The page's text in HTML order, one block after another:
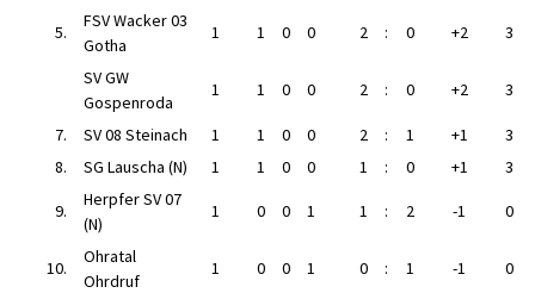
5.
FSV Wacker 03
Gotha
1 1 0 0 2 : 0 +2 3
SV GW
Gospenroda
1 1 0 0 2 : 0 +2 3
7. SV 08 Steinach 1 1 0 0 2 : 1 +1
3
8.
SG Lauscha (N) 1 1 0 0 1 : 0 +1 3
9.
Herpfer SV 07
(N)
1 0 0 1 1 : 2 -1 0
10.
Ohratal
Ohrdruf
1 0 0 1 0 : 1 -1 0